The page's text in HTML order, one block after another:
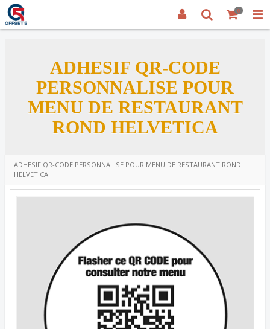
0
ADHESIF QR-CODE
PERSONNALISE POUR
MENU DE RESTAURANT
ROND HELVETICA
ADHESIF QR-CODE PERSONNALISE POUR MENU DE RESTAURANT ROND
HELVETICA